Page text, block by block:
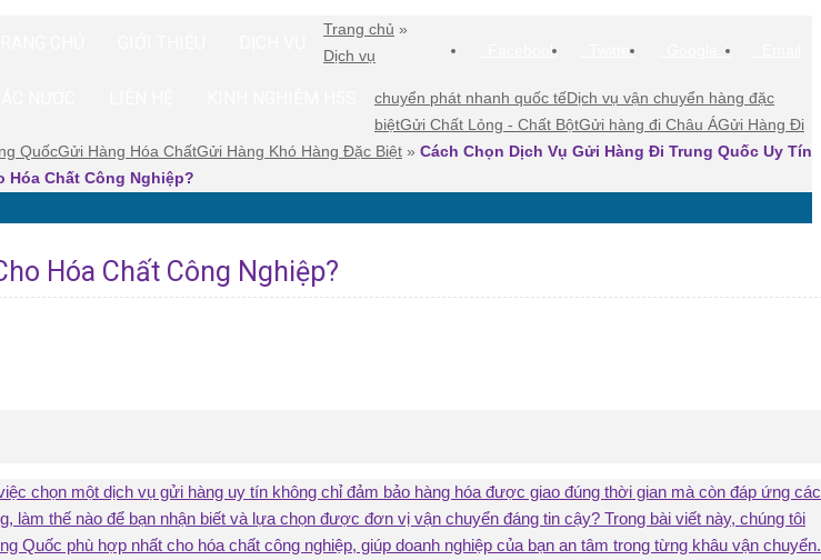
Facebook
Twitter Google +
Trang chủ »
Dịch vụ
chuyển phát nhanh quốc tếDịch vụ vận chuyển hàng đặc
biệtGửi Chất Lỏng - Chất BộtGửi hàng đi Châu ÁGửi Hàng Đi
QuốcGửi Hàng Hóa ChấtGửi Hàng Khó Hàng Đặc Biệt » Cách Chọn Dịch Vụ Gửi Hàng Đi Trung Quốc Uy Tín
Hóa Chất Công Nghiệp?
Hóa Chất Công Nghiệp?
chọn một dịch vụ gửi hàng uy tín không chỉ đảm bảo hàng hóa được giao đúng thời gian mà còn đáp ứng các
thế nào để bạn nhận biết và lựa chọn được đơn vị vận chuyển đáng tin cậy? Trong bài viết này, chúng tôi
Quốc phù hợp nhất cho hóa chất công nghiệp, giúp doanh nghiệp của bạn an tâm trong từng khâu vận chuyển.